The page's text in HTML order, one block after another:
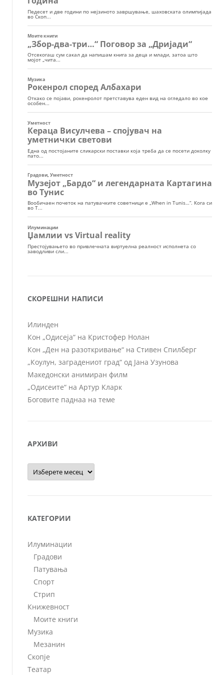
СКОРЕШНИ НАПИСИ
Илинден
Кон „Одисеја“ на Кристофер Нолан
Кон „Ден на разоткривање“ на Стивен Спилберг
„Коулун, заградениот град“ од Јана Узунова
Македонски анимиран филм
„Одисеите“ на Артур Кларк
Боговите паднаа на теме
АРХИВИ
Архиви
КАТЕГОРИИ
Илуминации
Градови
Патувања
Спорт
Стрип
Книжевност
Моите книги
Музика
Мезанин
Скопје
Театар